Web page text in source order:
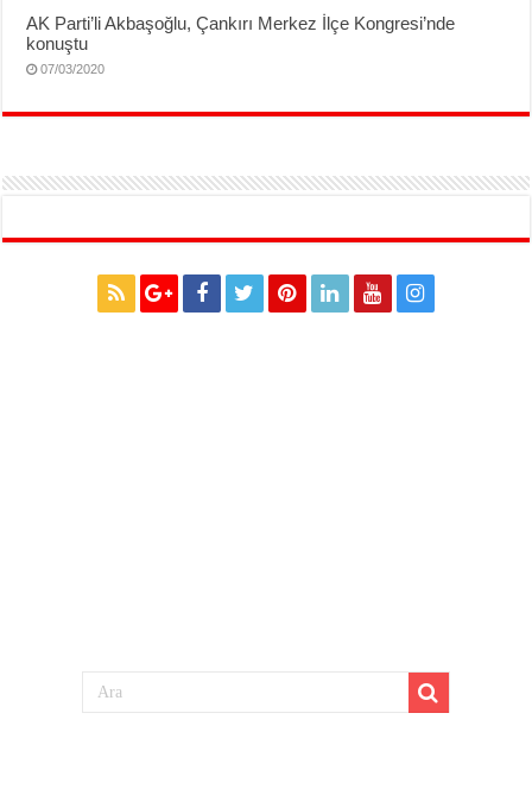
AK Parti’li Akbaşoğlu, Çankırı Merkez İlçe Kongresi’nde
konuştu
07/03/2020